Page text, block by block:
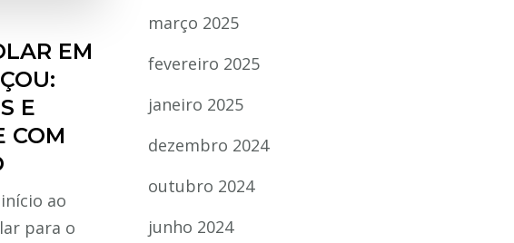
EM
E
COM
ao
para o
março 2025
fevereiro 2025
janeiro 2025
dezembro 2024
outubro 2024
junho 2024